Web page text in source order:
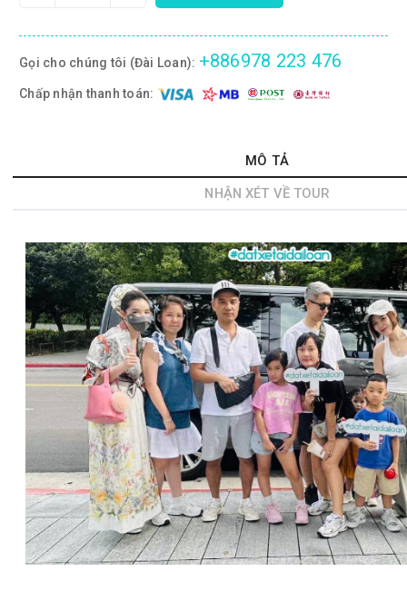
Gọi cho chúng tôi (Đài Loan): +886978 223 476
Chấp nhận thanh toán:
MÔ TẢ
NHẬN XÉT VỀ TOUR